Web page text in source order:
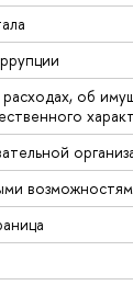
об